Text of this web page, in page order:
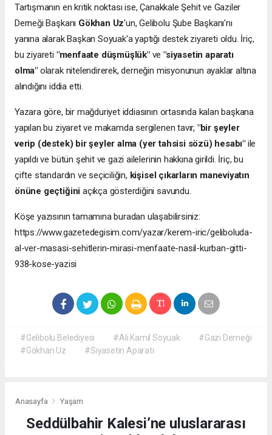
Tartışmanın en kritik noktası ise, Çanakkale Şehit ve Gaziler
Derneği Başkanı Gökhan Uz'un, Gelibolu Şube Başkanı'nı
yanına alarak Başkan Soyuak'a yaptığı destek ziyareti oldu. İriç,
bu ziyareti "menfaate düşmüşlük"ve"siyasetin aparatı
olma" olarak nitelendirerek, derneğin misyonunun ayaklar altına
alındığını iddia etti.
Yazara göre, bir mağduriyet iddiasının ortasında kalan başkana
yapılan bu ziyaret ve makamda sergilenen tavır, "bir şeyler
verip (destek) bir şeyler alma (yer tahsisi sözü) hesabı" ile
yapıldı ve bütün şehit ve gazi ailelerinin hakkına girildi. İriç, bu
çifte standardın ve seçiciliğin, kişisel çıkarların maneviyatın
önüne geçtiğini açıkça gösterdiğini savundu.
Köşe yazısının tamamına buradan ulaşabilirsiniz:
https://www.gazetedegisim.com/yazar/kerem-iric/geliboluda-
al-ver-masasi-sehitlerin-mirasi-menfaate-nasil-kurban-gitti-
938-kose-yazisi
#Gelibolu Belediyesi #Ali Kamil Soyuak
#Gazi Derneği
#Gökhan Uz
#Siyasetin Aparatı
Anasayfa Yaşam
Seddülbahir Kalesi’ne uluslararası